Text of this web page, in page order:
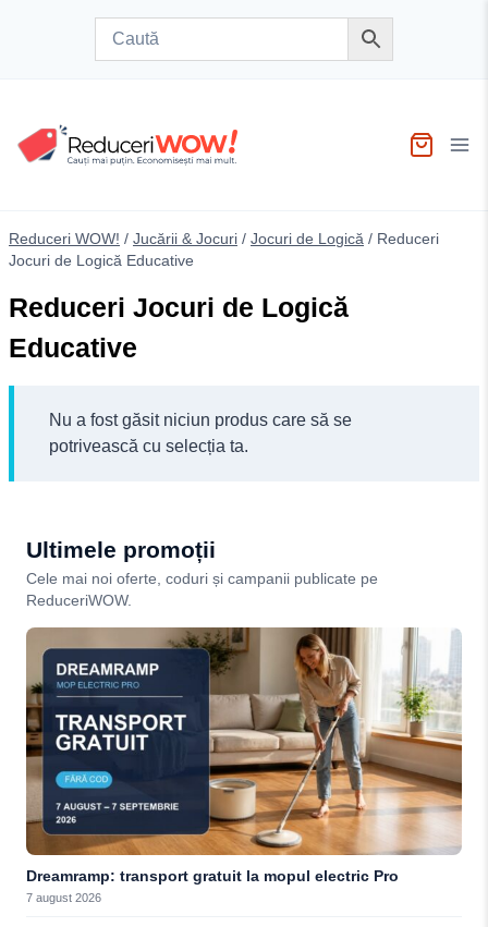
Reduceri WOW! / Jucării & Jocuri / Jocuri de Logică / Reduceri
Jocuri de Logică Educative
Reduceri Jocuri de Logică
Educative
Nu a fost găsit niciun produs care să se
potrivească cu selecția ta.
Ultimele promoții
Cele mai noi oferte, coduri și campanii publicate pe
ReduceriWOW.
Dreamramp: transport gratuit la mopul electric Pro
7 august 2026